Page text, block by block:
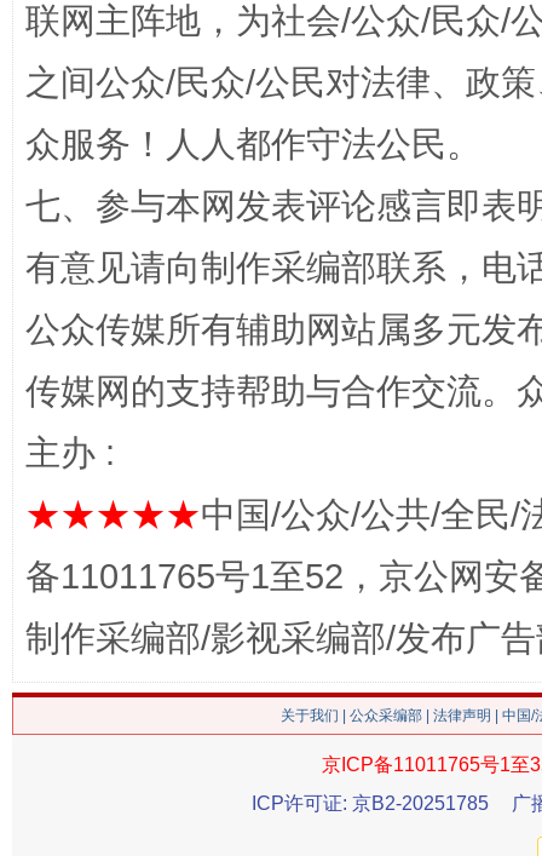
联网主阵地，为社会/公众/民众/
之间公众/民众/公民对法律、政
众服务！人人都作守法公民。
七、参与本网发表评论感言即表
有意见请向制作采编部联系，电
公众传媒所有辅助网站属多元发
传媒网的支持帮助与合作交流。
主办 :
★★★★★中国/公众/公共/全民/
备11011765号1至52，京公网安
制作采编部/影视采编部/发布广
关于我们 公众采编部 法律声明 | 中国
京ICP备11011765号1至
ICP许可证: 京B2-20251785
广